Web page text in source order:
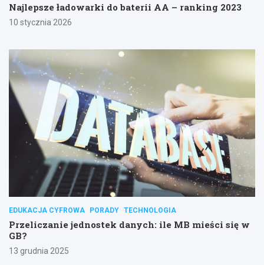
Najlepsze ładowarki do baterii AA – ranking 2023
10 stycznia 2026
EDUKACJA CYFROWA PORADY TECHNOLOGIA
Przeliczanie jednostek danych: ile MB mieści się w
GB?
13 grudnia 2025